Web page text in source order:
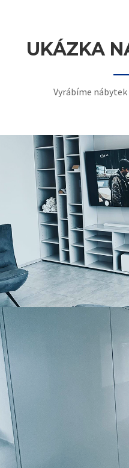
UKÁZKA
Vyrábíme